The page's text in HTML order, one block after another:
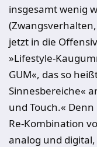
insgesamt wenig
jetzt in die
»Lifestyle-
GUM«, das so
Sinnesbereiche«
und Touch.«
Re-Kombination
analog und